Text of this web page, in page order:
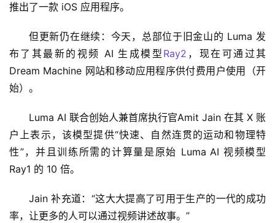
推出了一款 iOS 应用程序。
但更新仍在继续：今天，总部位于旧金山的 Luma 发
布了其最新的视频 AI 生成模型 Ray2 ，现在可通过其
Dream Machine 网站和移动应用程序供付费用户使用（开
始）。
Luma AI 联合创始人兼首席执行官Amit Jain 在其 X 账
户上表示，该模型提供“快速、自然连贯的运动和物理特
性”，并且训练所需的计算量是原始 Luma AI 视频模型
Ray1 的 10 倍。
Jain 补充道：“这大大提高了可用于生产的一代的成功
率，让更多的人可以通过视频讲述故事。”